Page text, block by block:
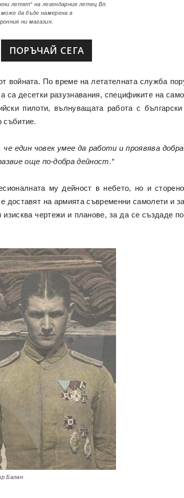
летят“ на легендарния летец Вл.
може да бъде намерена в
ни магазин.
ПОРЪЧАЙ СЕГА
войната. По време на летателната служба
десетки разузнавания, спецификите на
пилоти, вълнуващата работа с
събитие.
един човек умее да работи и проявява
още по-добра дейност.“
му дейност в небето, но и
доставят на армията съвременни самолети и
чертежи и планове, за да се създаде
Балан